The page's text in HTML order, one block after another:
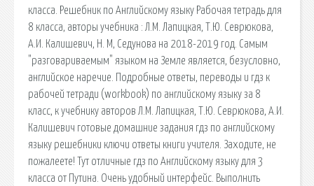
класса. Решебник по Английскому языку Рабочая тетрадь для
8 класса, авторы учебника : Л.М. Лапицкая, Т.Ю. Севрюкова,
А.И. Калишевич, Н. М, Седунова на 2018-2019 год. Самым
"разговариваемым" языком на Земле является, безусловно,
английское наречие. Подробные ответы, переводы и гдз к
рабочей тетради (workbook) по английскому языку за 8
класс, к учебнику авторов Л.М. Лапицкая, Т.Ю. Севрюкова, А.И.
Калишевич готовые домашние задания гдз по английскому
языку решебники ключи ответы книги учителя. Заходите, не
пожалеете! Тут отличные гдз по Английскому языку для 3
класса от Путина. Очень удобный интерфейс. Выполнить